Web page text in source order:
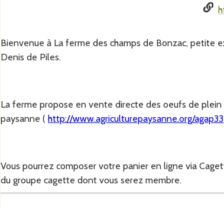
Bienvenue à La ferme des champs de Bonzac, petite
Denis de Piles.
La ferme propose en vente directe des oeufs de
paysanne ( http://www.agriculturepaysanne.org/agap33
Vous pourrez composer votre panier en ligne via
du groupe cagette dont vous serez membre.